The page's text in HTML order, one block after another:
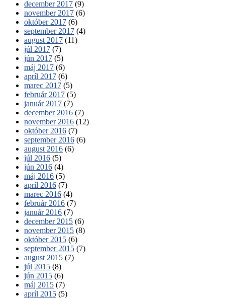
december 2017 (9)
november 2017 (6)
október 2017 (6)
september 2017 (4)
august 2017 (11)
júl 2017 (7)
jún 2017 (5)
máj 2017 (6)
apríl 2017 (6)
marec 2017 (5)
február 2017 (5)
január 2017 (7)
december 2016 (7)
november 2016 (12)
október 2016 (7)
september 2016 (6)
august 2016 (6)
júl 2016 (5)
jún 2016 (4)
máj 2016 (5)
apríl 2016 (7)
marec 2016 (4)
február 2016 (7)
január 2016 (7)
december 2015 (6)
november 2015 (8)
október 2015 (6)
september 2015 (7)
august 2015 (7)
júl 2015 (8)
jún 2015 (6)
máj 2015 (7)
apríl 2015 (5)